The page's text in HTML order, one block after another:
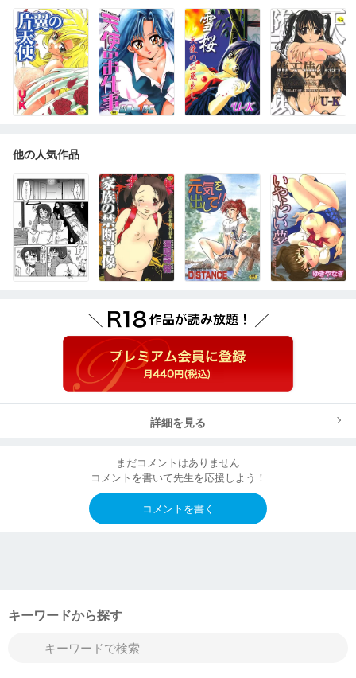
他の人気作品
詳細を見る
まだコメントはありません
コメントを書いて先生を応援しよう！
コメントを書く
キーワードから探す